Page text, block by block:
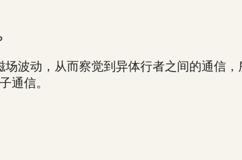
动，从而察觉到异体行者之间的通信，
通信。